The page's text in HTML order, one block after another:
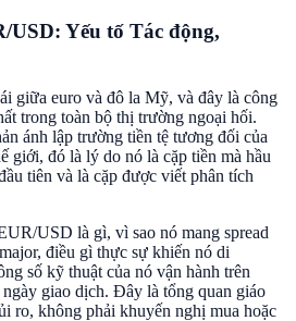
USD: Yếu tố Tác động,
giữa euro và đô la Mỹ, và đây là công
trong toàn bộ thị trường ngoại hối.
ánh lập trường tiền tệ tương đối của
giới, đó là lý do nó là cặp tiền mà hầu
tiên và là cặp được viết phân tích
USD là gì, vì sao nó mang spread
điều gì thực sự khiến nó di
số kỹ thuật của nó vận hành trên
giao dịch. Đây là tổng quan giáo
ro, không phải khuyến nghị mua hoặc